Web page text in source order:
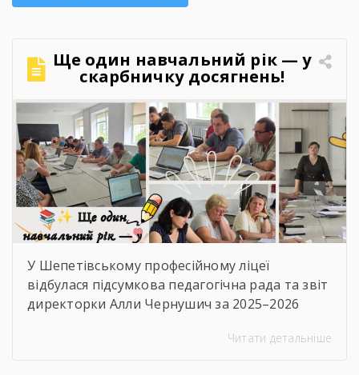
Ще один навчальний рік — у
скарбничку досягнень!
У Шепетівському професійному ліцеї
відбулася підсумкова педагогічна рада та звіт
директорки Алли Чернушич за 2025–2026
підсумки роботи закладу, проаналізовано
Читати детальніше